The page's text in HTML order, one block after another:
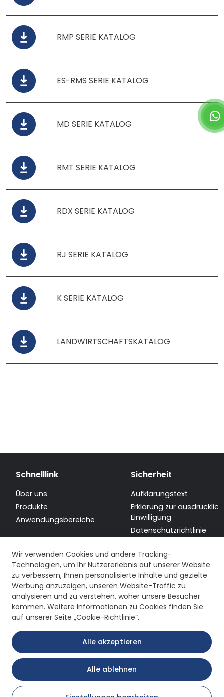
Wir verwenden Cookies und andere Tracking-
Technologien, um Ihr Nutzererlebnis auf unserer Website
zu verbessern, Ihnen personalisierte Inhalte und gezielte
Werbung anzuzeigen, unseren Website-Traffic zu
analysieren und zu verstehen, woher unsere Besucher
kommen. Weitere Informationen zu Cookies finden Sie
auf unserer Seite „Cookie-Richtlinie“.
Alle akzeptieren
Alle ablehnen
RMP SERIE KATALOG
ES-RMS SERIE KATALOG
MD SERIE KATALOG
RMT SERIE KATALOG
RDX SERIE KATALOG
RJ SERIE KATALOG
K SERIE KATALOG
LANDWIRTSCHAFTSKATALOG
Schnelllink
Über uns
Produkte
Anwendungsbereiche
Sicherheit
Aufklärungstext
Erklärung zur
Einwilligung
Datenschutzrichtlinie
Copyright © 2026 Remak Redüktör. Alle Rechte vorbehalten.